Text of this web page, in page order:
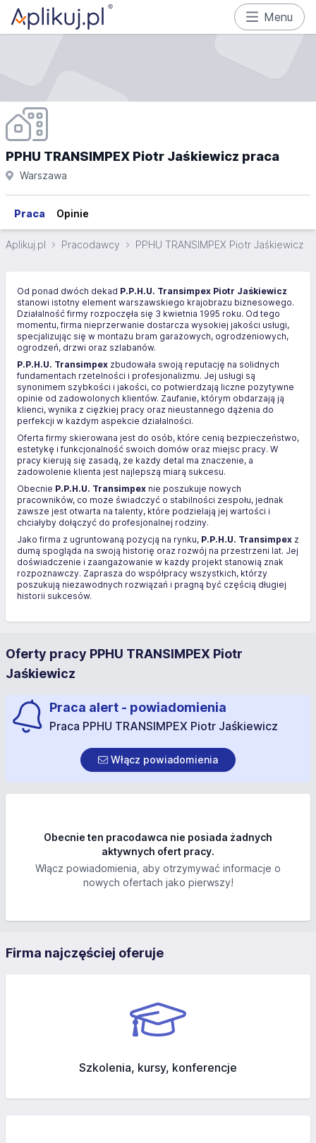
Menu
PPHU TRANSIMPEX Piotr Jaśkiewicz praca
Warszawa
Praca Opinie
Aplikuj.pl Pracodawcy PPHU TRANSIMPEX Piotr Jaśkiewicz
Od ponad dwóch dekad P.P.H.U. Transimpex Piotr Jaśkiewicz
stanowi istotny element warszawskiego krajobrazu biznesowego.
Działalność firmy rozpoczęła się 3 kwietnia 1995 roku. Od tego
momentu, firma nieprzerwanie dostarcza wysokiej jakości usługi,
specjalizując się w montażu bram garażowych, ogrodzeniowych,
ogrodzeń, drzwi oraz szlabanów.
P.P.H.U. Transimpex zbudowała swoją reputację na solidnych
fundamentach rzetelności i profesjonalizmu. Jej usługi są
synonimem szybkości i jakości, co potwierdzają liczne pozytywne
opinie od zadowolonych klientów. Zaufanie, którym obdarzają ją
klienci, wynika z ciężkiej pracy oraz nieustannego dążenia do
perfekcji w każdym aspekcie działalności.
Oferta firmy skierowana jest do osób, które cenią bezpieczeństwo,
estetykę i funkcjonalność swoich domów oraz miejsc pracy. W
pracy kierują się zasadą, że każdy detal ma znaczenie, a
zadowolenie klienta jest najlepszą miarą sukcesu.
Obecnie P.P.H.U. Transimpex nie poszukuje nowych
pracowników, co może świadczyć o stabilności zespołu, jednak
zawsze jest otwarta na talenty, które podzielają jej wartości i
chciałyby dołączyć do profesjonalnej rodziny.
Jako firma z ugruntowaną pozycją na rynku, P.P.H.U. Transimpex z
dumą spogląda na swoją historię oraz rozwój na przestrzeni lat. Jej
doświadczenie i zaangażowanie w każdy projekt stanowią znak
rozpoznawczy. Zaprasza do współpracy wszystkich, którzy
poszukują niezawodnych rozwiązań i pragną być częścią długiej
historii sukcesów.
Oferty pracy PPHU TRANSIMPEX Piotr
Jaśkiewicz
Praca alert - powiadomienia
Praca PPHU TRANSIMPEX Piotr Jaśkiewicz
Włącz powiadomienia
Obecnie ten pracodawca nie posiada żadnych
aktywnych ofert pracy.
Włącz powiadomienia, aby otrzymywać informacje o
nowych ofertach jako pierwszy!
Firma najczęściej oferuje
Szkolenia, kursy, konferencje